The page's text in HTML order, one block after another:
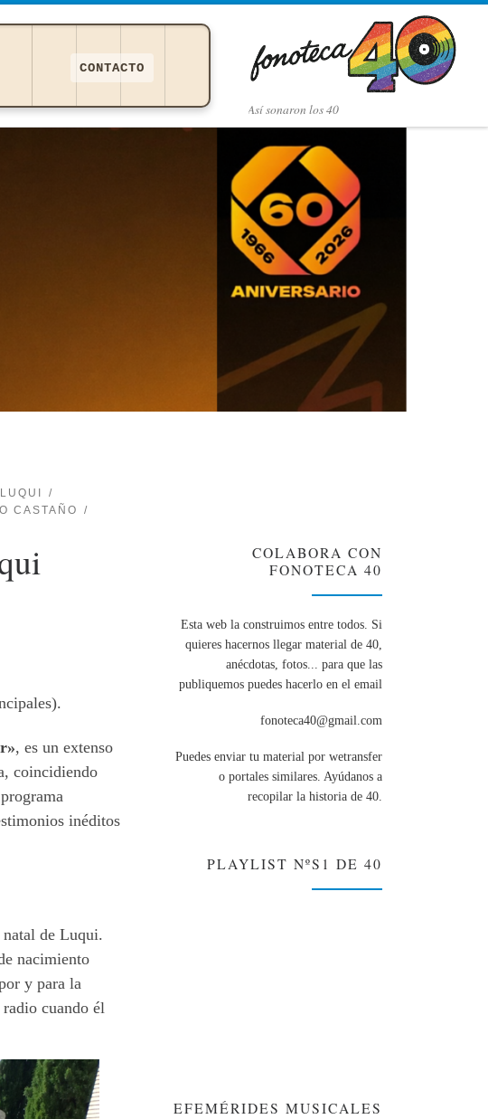
Así­ sonaron los 40
CONTACTO
CASTAÑO
, es un extenso
coincidiendo
inéditos
de Luqui.
nacimiento
y para la
cuando él
COLABORA CON
FONOTECA 40
Esta web la construimos entre todos. Si
quieres hacernos llegar material de 40,
anécdotas, fotos... para que las
publiquemos puedes hacerlo en el email
fonoteca40@gmail.com
Puedes enviar tu material por wetransfer
o portales similares. Ayúdanos a
recopilar la historia de 40.
PLAYLIST NºS1 DE 40
EFEMÉRIDES MUSICALES